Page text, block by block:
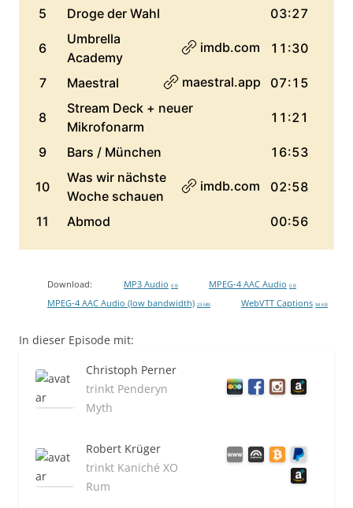
Download: MP3 Audio 0 B MPEG-4 AAC Audio 0 B
MPEG-4 AAC Audio (low bandwidth) 23 MB WebVTT Captions 94 KB
In dieser Episode mit:
Christoph Perner
trinkt Penderyn
Myth
Robert Krüger
trinkt Kaniché XO
Rum